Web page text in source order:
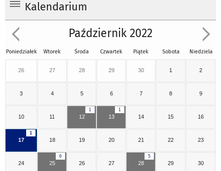
Kalendarium
Październik 2022
Poniedziałek Wtorek Środa Czwartek Piątek Sobota Niedziela
26 27 28 29 30 1 2
3 4 5 6 7 8 9
10 11
1
12
1
13 14 15 16
1
17 18 19 20 21 22 23
24
6
25 26 27
5
28 29 30